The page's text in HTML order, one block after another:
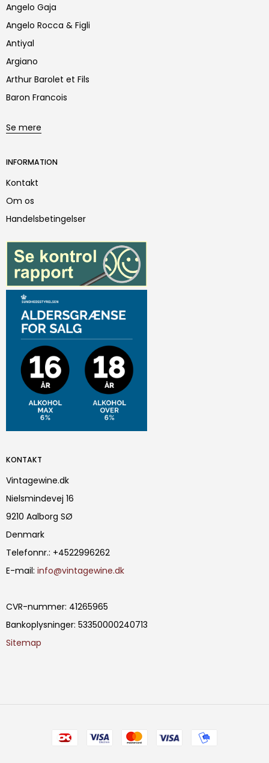
Angelo Gaja
Angelo Rocca & Figli
Antiyal
Argiano
Arthur Barolet et Fils
Baron Francois
Se mere
INFORMATION
Kontakt
Om os
Handelsbetingelser
KONTAKT
Vintagewine.dk
Nielsmindevej 16
9210 Aalborg SØ
Denmark
Telefonnr.: +4522996262
E-mail: info@vintagewine.dk
CVR-nummer: 41265965
Bankoplysninger: 53350000240713
Sitemap